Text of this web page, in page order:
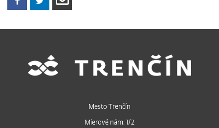
Mesto Trenčín
Mierové nám. 1/2